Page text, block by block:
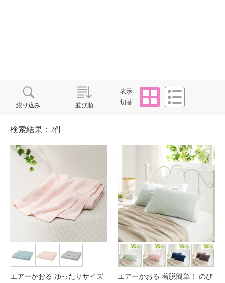
絞り込み 並び順
表示
切替
タイル
検索結果：2件
エアーかおる ゆったりサイズ
エアーかおる 着脱簡単！ のび